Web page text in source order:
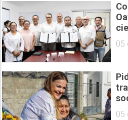
05
05